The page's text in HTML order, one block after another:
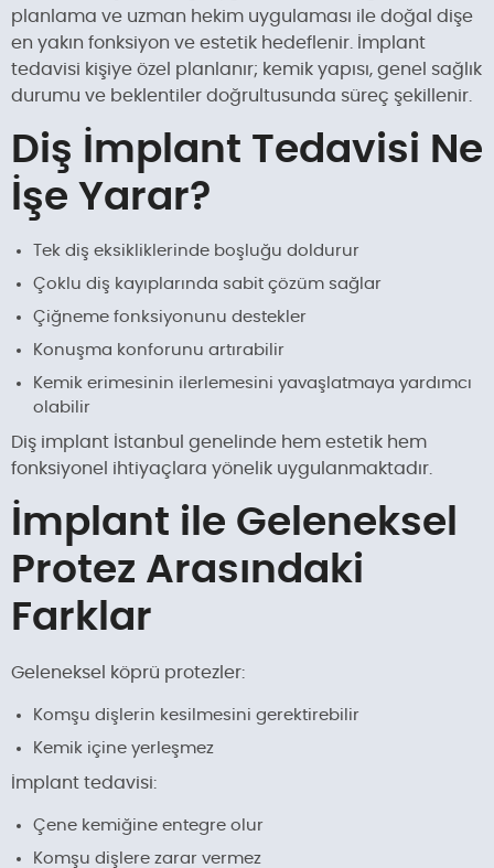
planlama ve uzman hekim uygulaması ile doğal dişe
en yakın fonksiyon ve estetik hedeflenir. İmplant
tedavisi kişiye özel planlanır; kemik yapısı, genel sağlık
durumu ve beklentiler doğrultusunda süreç şekillenir.
Diş İmplant Tedavisi Ne
İşe Yarar?
Tek diş eksikliklerinde boşluğu doldurur
Çoklu diş kayıplarında sabit çözüm sağlar
Çiğneme fonksiyonunu destekler
Konuşma konforunu artırabilir
Kemik erimesinin ilerlemesini yavaşlatmaya yardımcı
olabilir
Diş implant İstanbul genelinde hem estetik hem
fonksiyonel ihtiyaçlara yönelik uygulanmaktadır.
İmplant ile Geleneksel
Protez Arasındaki
Farklar
Geleneksel köprü protezler:
Komşu dişlerin kesilmesini gerektirebilir
Kemik içine yerleşmez
İmplant tedavisi:
Çene kemiğine entegre olur
Komşu dişlere zarar vermez